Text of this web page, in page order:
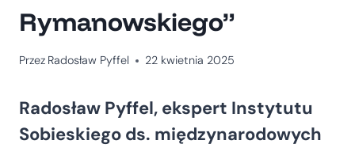
Rymanowskiego”
Przez Radosław Pyffel 22 kwietnia 2025
Radosław Pyffel, ekspert Instytutu
Sobieskiego ds. międzynarodowych